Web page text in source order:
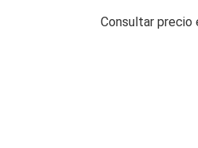
Consultar precio